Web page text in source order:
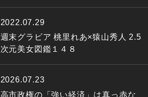
2022.07.29
週末グラビア 桃里れあ×猿山秀人 2.5
次元美女図鑑１４８
2026.07.23
高市政権の「強い経済」は真っ赤な